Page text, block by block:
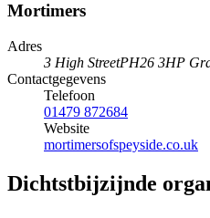
Mortimers
Adres
3 High StreetPH26 3HP
Contactgegevens
Telefoon
01479 872684
Website
mortimersofspeyside.co.uk
Dichtstbijzijnde